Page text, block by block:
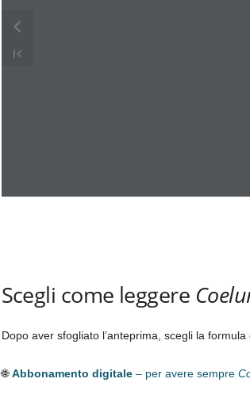
Scegli come leggere
Dopo aver sfogliato l’anteprima, scegli la
🌐Abbonamento digitale– per avere sempre